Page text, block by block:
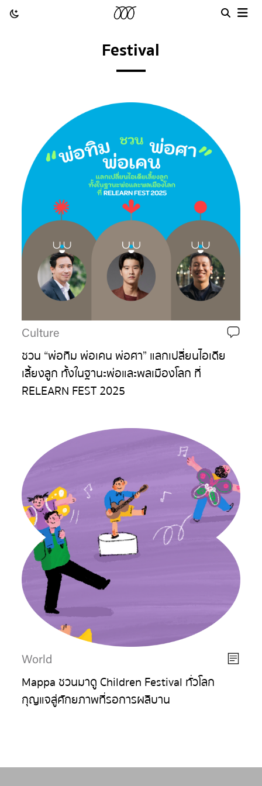
Festival
Culture
ชวน “พ่อทิม พ่อเคน พ่อศา” แลกเปลี่ยนไอเดีย
เลี้ยงลูก ทั้งในฐานะพ่อและพลเมืองโลก ที่
RELEARN FEST 2025
World
Mappa ชวนมาดู Children Festival ทั่วโลก
กุญแจสู่ศักยภาพที่รอการผลิบาน